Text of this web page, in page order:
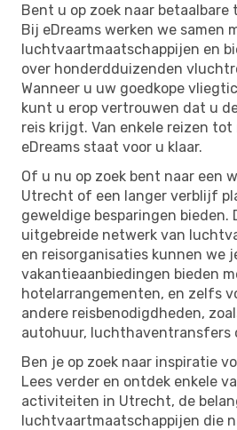
Bent u op zoek naar
Bij eDreams werken we samen
luchtvaartmaatschappijen en
over honderdduizenden
Wanneer u uw goedkope
kunt u erop vertrouwen dat u
reis krijgt. Van enkele reizen
eDreams staat voor u klaar.
Of u nu op zoek bent naar een
Utrecht of een langer verblijf
geweldige besparingen bieden.
uitgebreide netwerk van
en reisorganisaties kunnen we
vakantieaanbiedingen bieden
hotelarrangementen, en zelfs
andere reisbenodigdheden,
autohuur, luchthaventransfers
Ben je op zoek naar inspiratie
Lees verder en ontdek enkele
activiteiten in Utrecht, de
luchtvaartmaatschappijen die